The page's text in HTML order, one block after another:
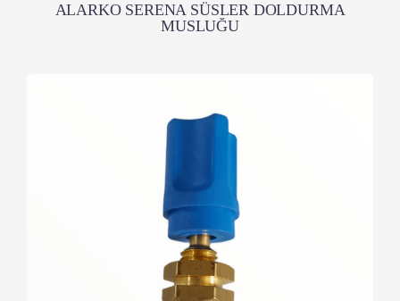
ALARKO SERENA SÜSLER DOLDURMA
MUSLUĞU